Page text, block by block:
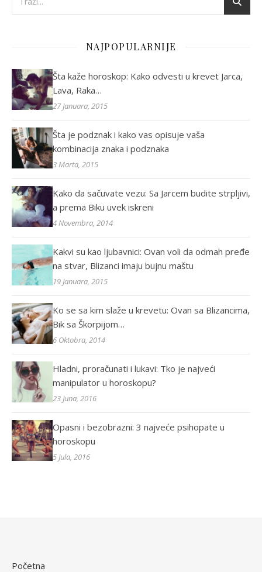
NAJPOPULARNIJE
Šta kaže horoskop: Kako odvesti u krevet Jarca,
Lava, Raka…
27 Januara, 2015
Šta je podznak i kako vas opisuje vaša
kombinacija znaka i podznaka
3 Marta, 2015
Kako da sačuvate vezu: Sa Jarcem budite strpljivi,
a prema Biku uvek iskreni
4 Novembra, 2014
Kakvi su kao ljubavnici: Ovan voli da odmah pređe
na stvar, Blizanci imaju bujnu maštu
19 Januara, 2015
Ko se sa kim slaže u krevetu: Ovan sa Blizancima,
Bik sa Škorpijom…
6 Oktobra, 2014
Hladni, proračunati i lukavi: Tko je najveći
manipulator u horoskopu?
23 Juna, 2016
Opasni i bezobrazni: 3 najveće psihopate u
horoskopu
5 Jula, 2016
Početna